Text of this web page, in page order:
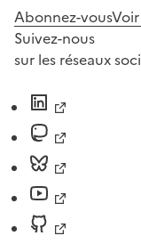
Abonnez-vous
Suivez-nous
sur les réseaux